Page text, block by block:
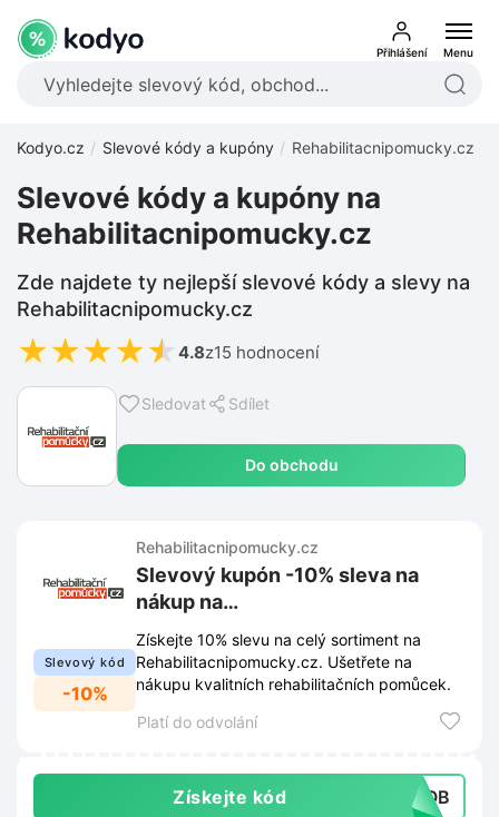
Přihlášení Menu
Kodyo.cz Slevové kódy a kupóny Rehabilitacnipomucky.cz
Sledovat Sdílet
Do obchodu
Slevové kódy a kupóny na
Rehabilitacnipomucky.cz
Zde najdete ty nejlepší slevové kódy a slevy na
Rehabilitacnipomucky.cz
★★★★★ 4.8z15 hodnocení
Slevový kód
-10%
Rehabilitacnipomucky.cz
Slevový kupón -10% sleva na
nákup na
Rehabilitacnipomucky.cz
Získejte 10% slevu na celý sortiment na
Rehabilitacnipomucky.cz. Ušetřete na
nákupu kvalitních rehabilitačních pomůcek.
Platí do odvolání
Získejte kód CSOB